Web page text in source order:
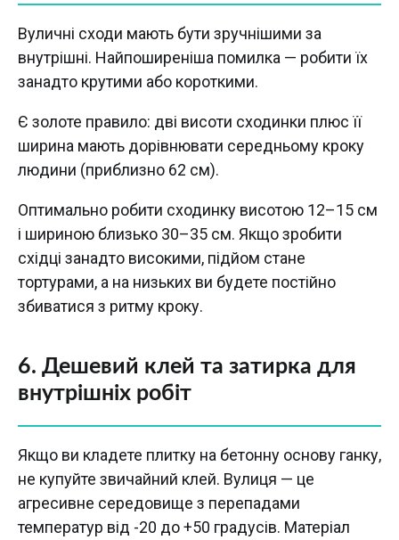
Вуличні сходи мають бути зручнішими за
внутрішні. Найпоширеніша помилка — робити їх
занадто крутими або короткими.
Є золоте правило: дві висоти сходинки плюс її
ширина мають дорівнювати середньому кроку
людини (приблизно 62 см).
Оптимально робити сходинку висотою 12–15 см
і шириною близько 30–35 см. Якщо зробити
східці занадто високими, підйом стане
тортурами, а на низьких ви будете постійно
збиватися з ритму кроку.
6. Дешевий клей та затирка для
внутрішніх робіт
Якщо ви кладете плитку на бетонну основу ганку,
не купуйте звичайний клей. Вулиця — це
агресивне середовище з перепадами
температур від -20 до +50 градусів. Матеріал